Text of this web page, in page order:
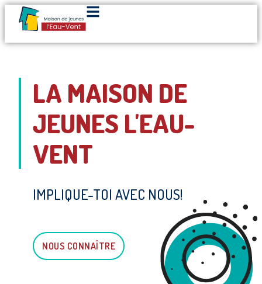
LA MAISON DE
JEUNES L'EAU-
VENT
IMPLIQUE-TOI AVEC NOUS!
NOUS CONNAÎTRE